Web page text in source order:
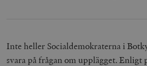
Inte heller Socialdemokraterna i
svara på frågan om upplägget. Enligt